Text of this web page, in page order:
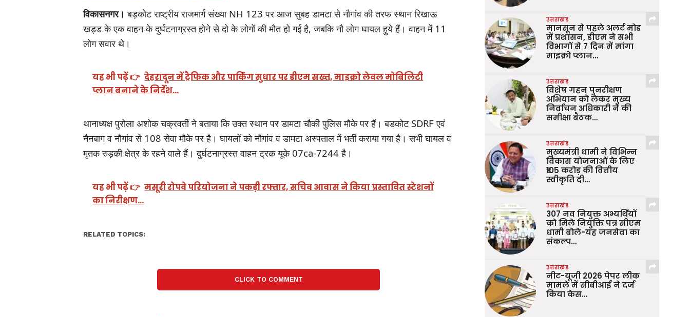
विकासनगर। बड़कोट राष्ट्रीय राजमार्ग संख्या NH 123 पर आज सुबह डामटा से नौगांव की तरफ स्थान रिखाऊ
खड्ड के एक वाहन के दुर्घटनाग्रस्त होने से दो के लोगों की मौत हो गई है, जबकि नौ लोग घायल हुये हैं। वाहन में 11
लोग सवार थे।
यह भी पढ़ें 👉 देहरादून में ट्रैफिक और पार्किंग सुधार पर डीएम सख्त, माइक्रो लेवल मोबिलिटी
प्लान बनाने के निर्देश…
थानाध्यक्ष पुरोला अशोक चक्रवर्ती ने बताया कि उक्त स्थान पर डामटा चौकी पुलिस मौके पर हैं। बडकोट SDRF एवं
नैनबाग व नौगांव से 108 सेवा मौके पर है। घायलों को नौगांव व डामटा अस्पताल में भर्ती कराया गया है। सभी घायल व
मृतक रुड़की क्षेत्र के रहने वाले हैं। दुर्घटनाग्रस्त वाहन ट्रक यूके 07ca-7244 है।
यह भी पढ़ें 👉 मसूरी रोपवे परियोजना ने पकड़ी रफ्तार, सचिव आवास ने किया प्रस्तावित स्टेशनों
का निरीक्षण…
RELATED TOPICS:
CLICK TO COMMENT
उत्तराखंड
मानसून से पहले अलर्ट मोड
में प्रशासन, डीएम ने सभी
विभागों से 7 दिन में मांगा
माइक्रो प्लान…
उत्तराखंड
विशेष गहन पुनरीक्षण
अभियान को लेकर मुख्य
निर्वाचन अधिकारी ने की
समीक्षा बैठक…
उत्तराखंड
मुख्यमंत्री धामी ने विभिन्न
विकास योजनाओं के लिए
₹105 करोड़ की वित्तीय
स्वीकृति दी…
उत्तराखंड
307 नव नियुक्त अभ्यर्थियों
को मिले नियुक्ति पत्र सीएम
धामी बोले-यह जनसेवा का
संकल्प…
उत्तराखंड
नीट-यूजी 2026 पेपर लीक
मामले में सीबीआई ने दर्ज
किया केस…